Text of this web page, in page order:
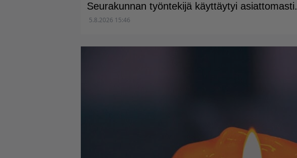
Seurakunnan työntekijä käyttäytyi asiattomasti.
5.8.2026 15:46